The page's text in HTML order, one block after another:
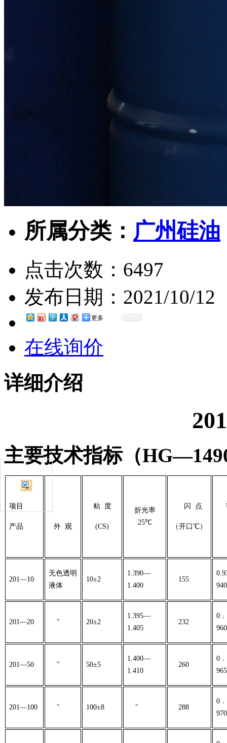
所属分类： 广州硅油
点击次数： 6497
发布日期： 2021/10/12
更多
在线询价
详细介绍
主要技术指标（HG—
项目
产品 外 观
粘 度
(CS)
折光率
25℃
闪 点
（开口℃）
201 —10
无色透明
液体
10±2
1.390—
1.400
155
940
201 —20 ″ 20±2
1.395—
1.405
232
0 ．
960
201 —50 ″ 50±5
1.400—
1.410
260
0 ．
965
201 —100 ″ 100±8 ″ 288
0 ．
970